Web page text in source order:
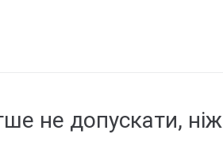
не допускати, ніж